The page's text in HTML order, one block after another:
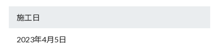
施工日
2023年4月5日